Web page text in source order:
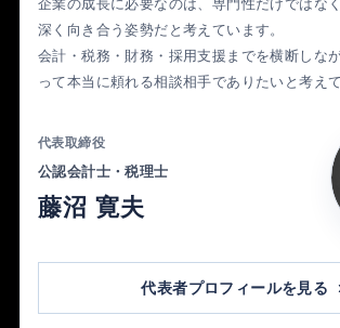
企業の成長に必要なのは、専門性だけではな
深く向き合う姿勢だと考えています。
会計・税務・財務・採用支援までを横断しな
って本当に頼れる相談相手でありたいと考えて
代表取締役
公認会計士・税理士
藤沼 寛夫
代表者プロフィールを見る